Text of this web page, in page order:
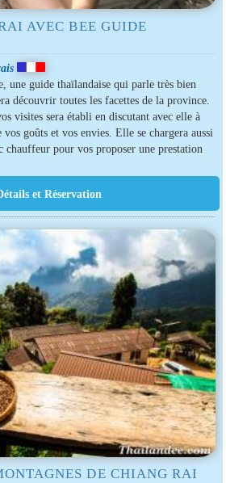
AVEC BEE GUIDE
une guide thaïlandaise qui parle très bien
découvrir toutes les facettes de la province.
visites sera établi en discutant avec elle à
vos goûts et vos envies. Elle se chargera aussi
chauffeur pour vos proposer une prestation
DE CHIANG RAI